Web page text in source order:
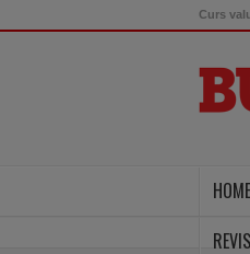
Curs
HOME